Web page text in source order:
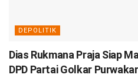
DEPOLITIK
Dias Rukmana Praja Siap
DPD Partai Golkar